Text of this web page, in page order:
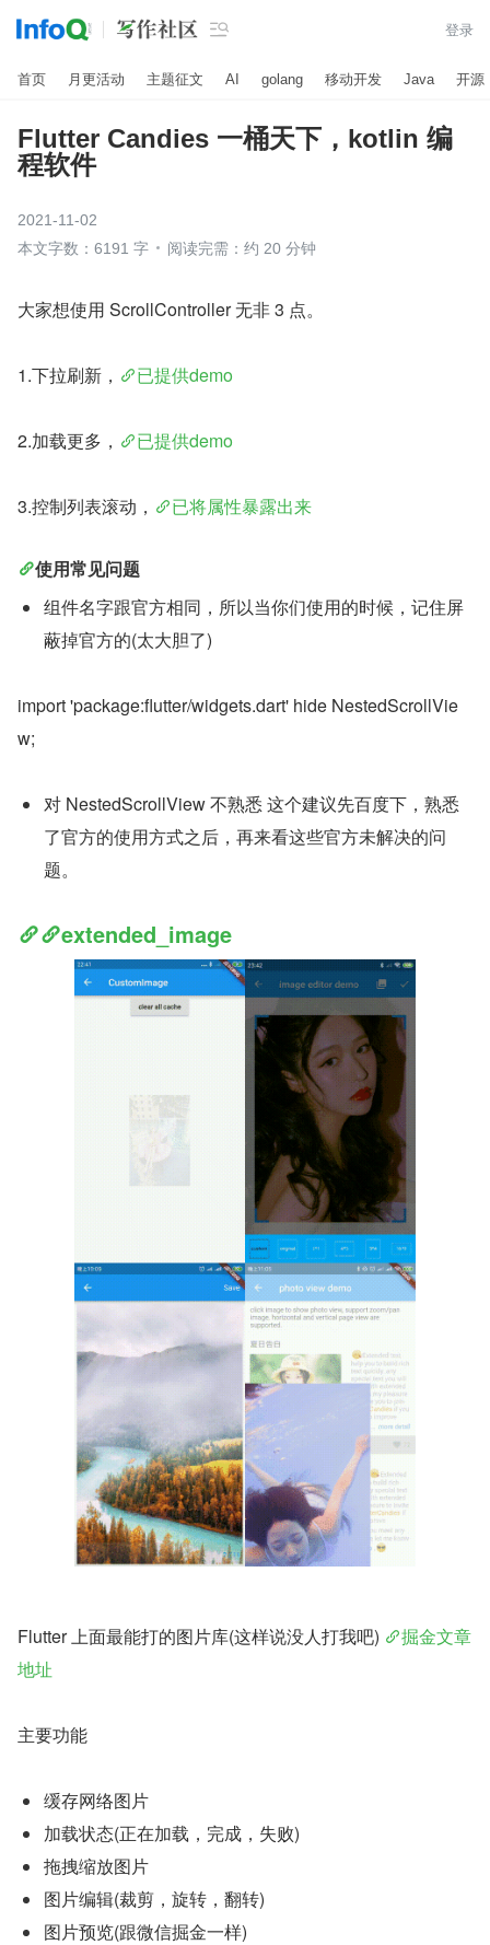
 登录
首页 月更活动 主题征文 AI golang 移动开发 Java 开源
Flutter Candies 一桶天下，kotlin 编
程软件
2021-11-02
本文字数：6191 字
阅读完需：约 20 分钟
大家想使用 ScrollController 无非 3 点。
1.下拉刷新， 已提供demo
2.加载更多， 已提供demo
3.控制列表滚动， 已将属性暴露出来
使用常见问题
组件名字跟官方相同，所以当你们使用的时候，记住屏
蔽掉官方的(太大胆了)
import 'package:flutter/widgets.dart' hide NestedScrollVie
w;
对 NestedScrollView 不熟悉 这个建议先百度下，熟悉
了官方的使用方式之后，再来看这些官方未解决的问
题。
extended_image
Flutter 上面最能打的图片库(这样说没人打我吧)
掘金文章
地址
主要功能
缓存网络图片
加载状态(正在加载，完成，失败)
拖拽缩放图片
图片编辑(裁剪，旋转，翻转)
图片预览(跟微信掘金一样)